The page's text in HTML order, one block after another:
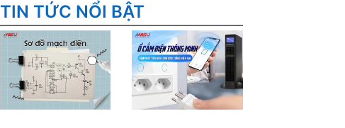
TIN TỨC NỔI BẬT